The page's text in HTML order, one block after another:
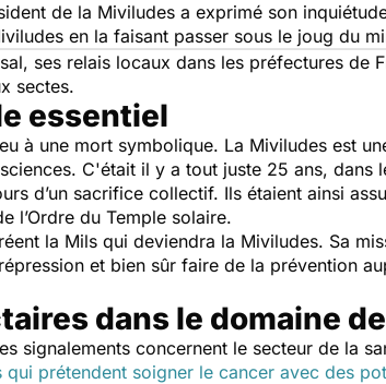
de la Miviludes a exprimé son
en la faisant passer sous le joug du
ses relais locaux dans les préfectures de
sectes.
essentiel
à une mort symbolique. La Miviludes est
C'était il y a tout juste 25 ans, dans
d’un sacrifice collectif. Ils étaient ainsi
l’Ordre du Temple solaire.
la Mils qui deviendra la Miviludes. Sa
et bien sûr faire de la prévention
dans le domaine
signalements concernent le secteur de la
qui prétendent soigner le cancer avec des